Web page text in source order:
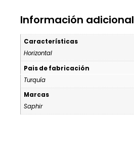
Información adicional
Características
Horizontal
Pais de fabricación
Turquía
Marcas
Saphir